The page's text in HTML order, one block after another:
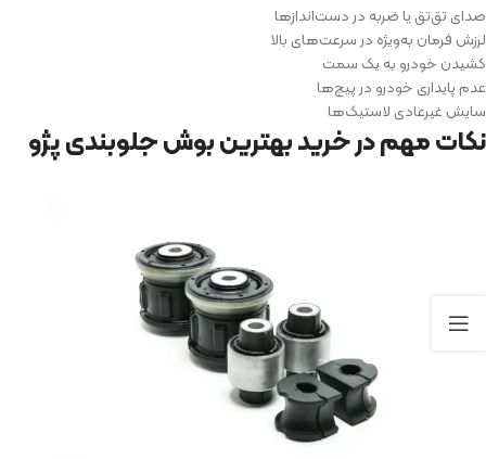
صدای تق‌تق یا ضربه در دست‌اندازها
لرزش فرمان به‌ویژه در سرعت‌های بالا
کشیدن خودرو به یک سمت
عدم پایداری خودرو در پیچ‌ها
سایش غیرعادی لاستیک‌ها
نکات مهم در خرید بهترین بوش جلوبندی پژو